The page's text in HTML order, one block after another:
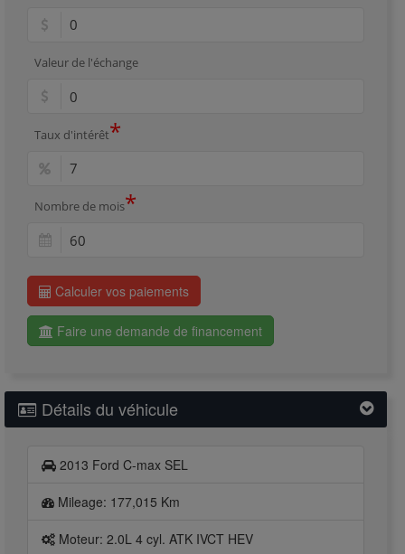
Valeur de l'échange
Taux d'intérêt*
Nombre de mois*
Calculer vos paiements
Faire une demande de financement
Détails du véhicule
2013 Ford C-max SEL
Mileage: 177,015 Km
Moteur: 2.0L 4 cyl. ATK IVCT HEV